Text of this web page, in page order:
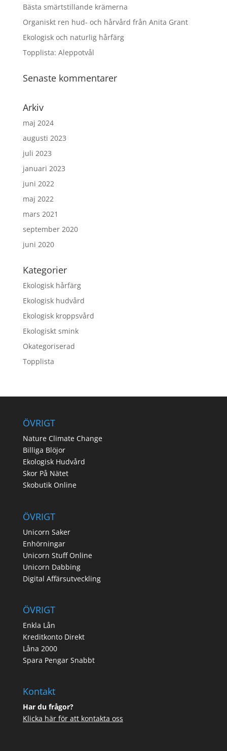
Bästa smärtstillande krämerna
Organiskt ren hud- och hårvård från Anita Grant
Ekologisk och naturlig hårfärg
Topplista: Aleppotvål
Senaste kommentarer
Arkiv
maj 2024
augusti 2023
juli 2023
januari 2023
juni 2022
maj 2022
mars 2021
september 2020
juni 2020
Kategorier
Ekologisk hårfärg
Ekologisk hudvård
Ekologisk kroppsvård
Ekologiskt smink
Okategoriserad
Topplista
ÖVRIGT
Nature Climate Change
Billiga Blöjor
Ekologisk Hudvård
Skor På Nätet
Skobutik Online
ÖVRIGT
Unicorn Saker
Enhörningar
Unicorn Stuff Online
Unicorn Dabbing
Digital Affärsutveckling
ÖVRIGT
Enkla Lån
Kreditkonto Direkt
Låna 2000
Spara Pengar Snabbt
Kontakt
Har du frågor?
Klicka här för att kontakta oss